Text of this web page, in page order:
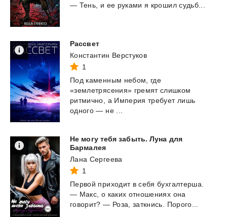
— Тень, и ее руками я крошил судьб...
Рассвет
Константин Верстуков
1
Под каменным небом, где
«землетрясения» гремят слишком
ритмично, а Империя требует лишь
одного — не ...
Не могу тебя забыть. Луна для
Бармалея
Лана Сергеева
1
Первой приходит в себя бухгалтерша.
— Макс, о каких отношениях она
говорит? — Роза, заткнись. Порого...